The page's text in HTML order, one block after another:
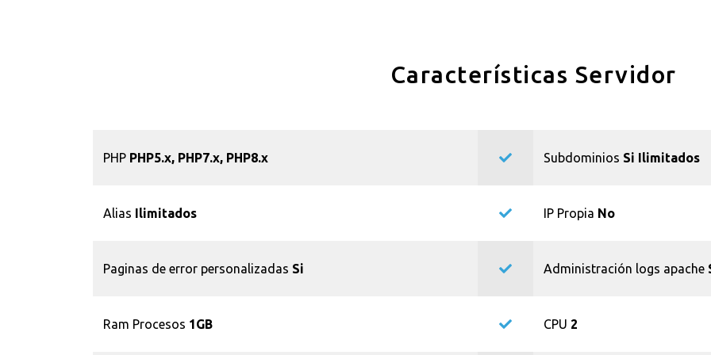
Características Servidor
PHP PHP5.x, PHP7.x, PHP8.x Subdominios Si Ilimitados
Alias Ilimitados IP Propia No
Paginas de error personalizadas Si Administración logs apache
Ram Procesos 1GB CPU 2